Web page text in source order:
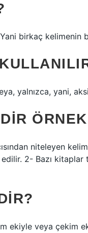
birkaç kelimenin
yalnızca, yani,
niteleyen
2- Bazı kitaplar
ekiyle veya çekim